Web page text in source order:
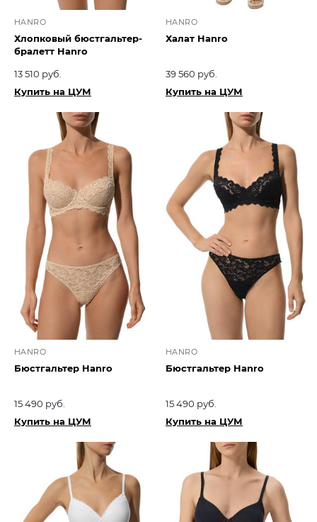
HANRO
Хлопковый бюстгальтер-
бралетт Hanro
13 510 руб.
Купить на ЦУМ
HANRO
Халат Hanro
39 560 руб.
Купить на ЦУМ
HANRO
Бюстгальтер Hanro
15 490 руб.
Купить на ЦУМ
HANRO
Бюстгальтер Hanro
15 490 руб.
Купить на ЦУМ